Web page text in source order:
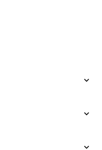


